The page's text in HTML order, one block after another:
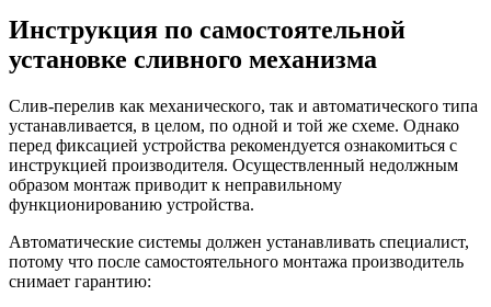
Инструкция по самостоятельной
установке сливного механизма
Слив-перелив как механического, так и автоматического типа
устанавливается, в целом, по одной и той же схеме. Однако
перед фиксацией устройства рекомендуется ознакомиться с
инструкцией производителя. Осуществленный недолжным
образом монтаж приводит к неправильному
функционированию устройства.
Автоматические системы должен устанавливать специалист,
потому что после самостоятельного монтажа производитель
снимает гарантию: